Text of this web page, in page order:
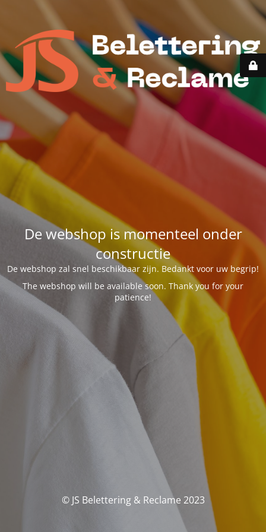
De webshop is momenteel onder
constructie
De webshop zal snel beschikbaar zijn. Bedankt voor uw begrip!
The webshop will be available soon. Thank you for your
patience!
© JS Belettering & Reclame 2023